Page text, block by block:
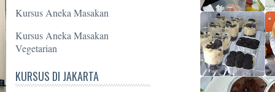
Kursus Aneka Masakan
Kursus Aneka Masakan
Vegetarian
KURSUS DI JAKARTA